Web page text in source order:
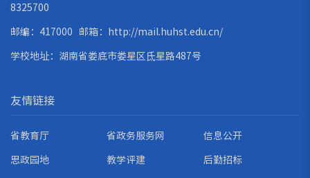
8325700
邮编：417000 邮箱： http://mail.huhst.edu.cn/
学校地址：湖南省娄底市娄星区氐星路487号
友情链接
省教育厅 省政务服务网 信息公开
思政园地 教学评建 后勤招标